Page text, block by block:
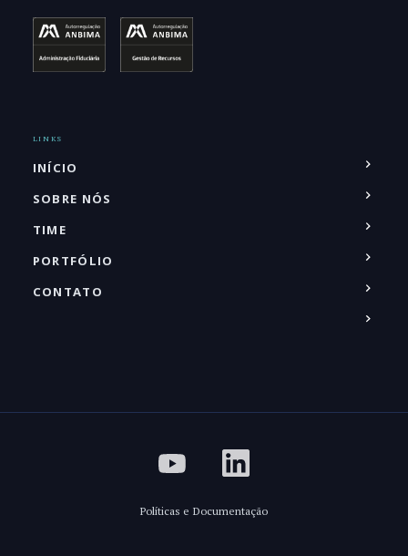
LINKS
INÍCIO
SOBRE NÓS
TIME
PORTFÓLIO
CONTATO
Políticas e Documentação